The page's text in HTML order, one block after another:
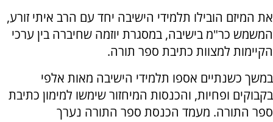
את המיזם הובילו תלמידי הישיבה יחד עם הרב איתי זורע,
המשמש כר"מ בישיבה, במסגרת יוזמה שחיברה בין ערכי
הקיימות למצוות כתיבת ספר תורה.
במשך כשנתיים אספו תלמידי הישיבה מאות אלפי
בקבוקים ופחיות, והכנסות המיחזור שימשו למימון כתיבת
ספר התורה. מעמד הכנסת ספר התורה נערך